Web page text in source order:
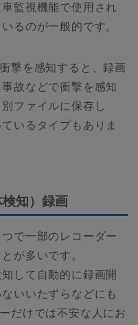
監視機能で使用され
るのが一般的です。
撃を感知すると、録画
故などで衝撃を感知
ファイルに保存し
いるタイプもありま
知）録画
で一部のレコーダー
が多いです。
して自動的に録画開
いいたずらなどにも
だけでは不安な人にお